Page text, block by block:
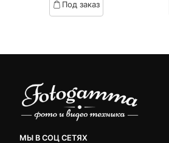
onПод заказ
МЫ В СОЦ СЕТЯХ